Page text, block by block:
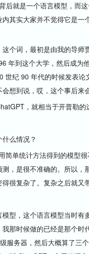
就是一个语言模型，而
其实大家并不觉得它是
个词，最初是由我的导师
年到这个大学，然后成为
世纪 90 年代的时候发表
想到说，哎，这个事后来
，就相当于开普勒的
么情况？
单统计方法得到的模型很
，是很不准确的。所以，
很复杂了。复杂之后就又
，这个语言模型当时有
那时候做的已经是那个时
服务器，然后大概算了三